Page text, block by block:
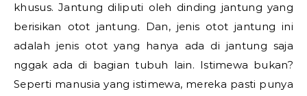
khusus. Jantung diliputi oleh dinding jantung yang
berisikan otot jantung. Dan, jenis otot jantung ini
adalah jenis otot yang hanya ada di jantung saja
nggak ada di bagian tubuh lain. Istimewa bukan?
Seperti manusia yang istimewa, mereka pasti punya